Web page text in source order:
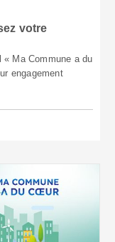
votre
« Ma Commune a du
engagement